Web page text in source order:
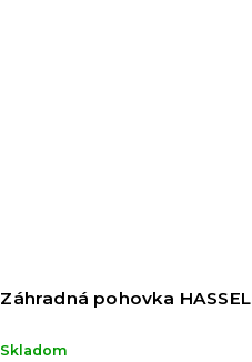
Záhradná pohovka HASSEL
Skladom